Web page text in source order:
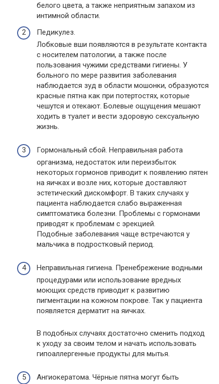
белого цвета, а также неприятным запахом из
интимной области.
Педикулез.
Лобковые вши появляются в результате контакта
с носителем патологии, а также после
пользования чужими средствами гигиены. У
больного по мере развития заболевания
наблюдается зуд в области мошонки, образуются
красные пятна как при потертостях, которые
чешутся и отекают. Болевые ощущения мешают
ходить в туалет и вести здоровую сексуальную
жизнь.
Гормональный сбой. Неправильная работа
организма, недостаток или переизбыток
некоторых гормонов приводит к появлению пятен
на яичках и возле них, которые доставляют
эстетический дискомфорт. В таких случаях у
пациента наблюдается слабо выраженная
симптоматика болезни. Проблемы с гормонами
приводят к проблемам с эрекцией.
Подобные заболевания чаще встречаются у
мальчика в подростковый период.
Неправильная гигиена. Пренебрежение водными
процедурами или использование вредных
моющих средств приводит к развитию
пигментации на кожном покрове. Так у пациента
появляется дерматит на яичках.
В подобных случаях достаточно сменить подход
к уходу за своим телом и начать использовать
гипоаллергенные продукты для мытья.
Ангиокератома. Чёрные пятна могут быть